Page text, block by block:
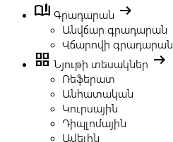
book_ribbon Գրադարան arrow_right_alt
Անվճար գրադարան
Վճարովի գրադարան
grid_view Նյութի տեսակներ arrow_right_alt
Ռեֆերատ
Անհատական
Կուրսային
Դիպլոմային
Ավելին